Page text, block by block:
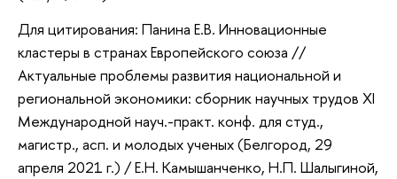
Для цитирования: Панина Е.В. Инновационные
кластеры в странах Европейского союза //
Актуальные проблемы развития национальной и
региональной экономики: сборник научных трудов XI
Международной науч.-практ. конф. для студ.,
магистр., асп. и молодых ученых (Белгород, 29
апреля 2021 г.) / Е.Н. Камышанченко, Н.П. Шалыгиной,